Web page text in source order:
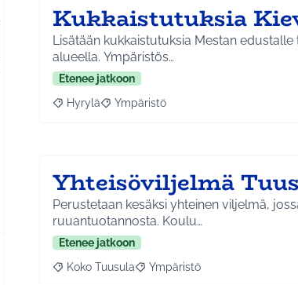
Kukkaistutuksia
Lisätään kukkaistutuksia Mestan
alueella. Ympäristös…
Etenee jatkoon
Rajaa tulokset aihepiirin mukaan: Hyrylä
Hyrylä Rajaa tulokset teeman mukaan:
Ympäristö
Yhteisöviljelmä
Perustetaan kesäksi yhteinen viljelmä,
ruuantuotannosta. Koulu…
Etenee jatkoon
Rajaa tulokset aihepiirin mukaan: Koko Tuusula
Koko Tuusula Rajaa tulokset teeman mukaan:
Ympäristö